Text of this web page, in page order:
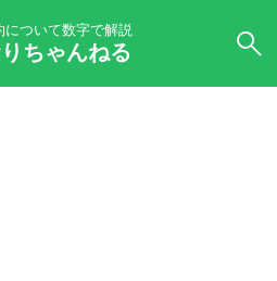
について数字で解説
ちゃんねる